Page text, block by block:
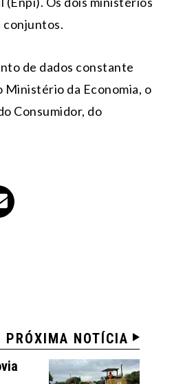
conjuntos.
de dados constante
da Economia, o
Consumidor, do
PRÓXIMA NOTÍCIA